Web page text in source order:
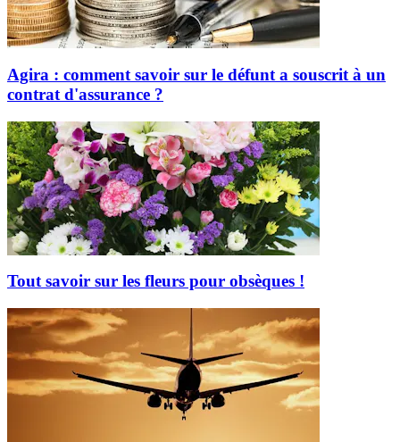
Agira : comment savoir sur le défunt a souscrit à un
contrat d'assurance ?
Tout savoir sur les fleurs pour obsèques !